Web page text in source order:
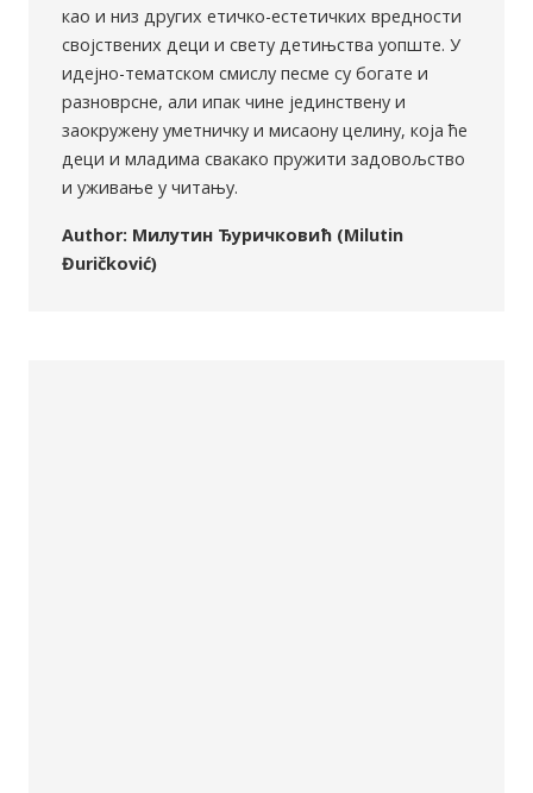
као и низ других етичко-естетичких вредности
својствених деци и свету детињства уопште. У
идејно-тематском смислу песме су богате и
разноврсне, али ипак чине јединствену и
заокружену уметничку и мисаону целину, која ће
деци и младима свакако пружити задовољство
и уживање у читању.
Author: Милутин Ђуричковић (Milutin
Đuričković)